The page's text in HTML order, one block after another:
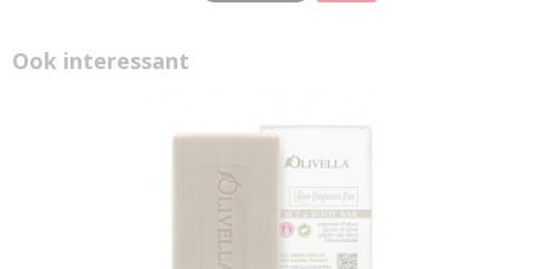
Ook interessant